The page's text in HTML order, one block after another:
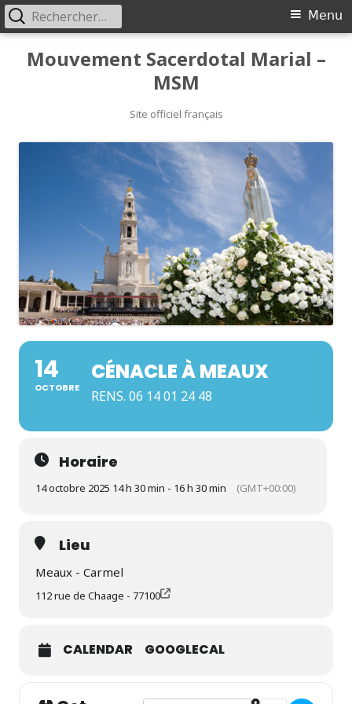
Mouvement Sacerdotal Marial –
MSM
Site officiel français
Primary
Menu
Menu
Rechercher :
14
OCTOBRE
CÉNACLE À MEAUX
RENS. 06 14 01 24 48
Horaire
14 octobre 2025 14 h 30 min - 16 h 30 min (GMT+00:00)
Lieu
Meaux - Carmel
112 rue de Chaage - 77100
CALENDAR GOOGLECAL